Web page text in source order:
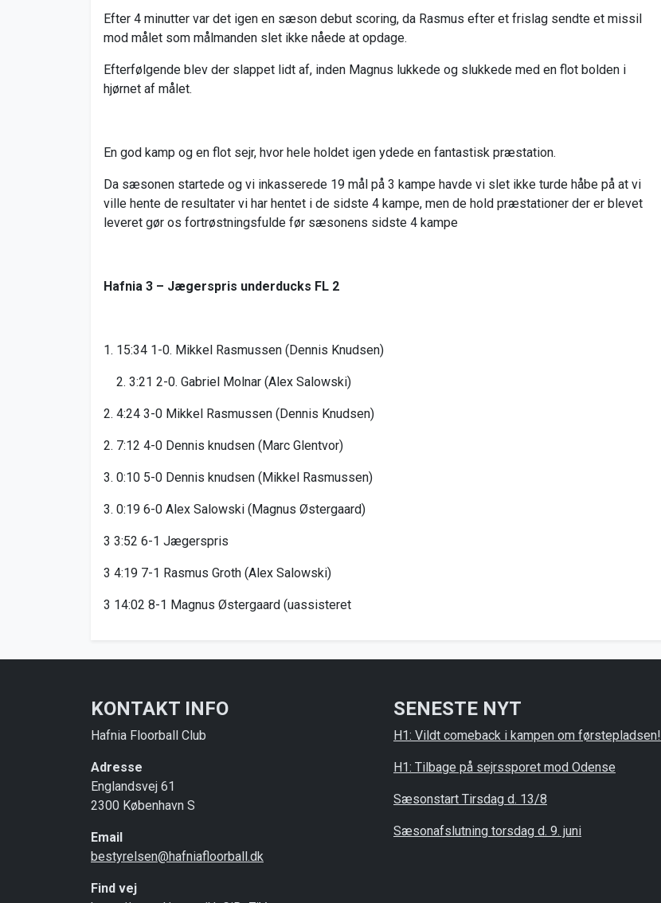
Efter 4 minutter var det igen en sæson debut scoring, da Rasmus efter et frislag sendte et missil
mod målet som målmanden slet ikke nåede at opdage.
Efterfølgende blev der slappet lidt af, inden Magnus lukkede og slukkede med en flot bolden i
hjørnet af målet.
En god kamp og en flot sejr, hvor hele holdet igen ydede en fantastisk præstation.
Da sæsonen startede og vi inkasserede 19 mål på 3 kampe havde vi slet ikke turde håbe på at vi
ville hente de resultater vi har hentet i de sidste 4 kampe, men de hold præstationer der er blevet
leveret gør os fortrøstningsfulde før sæsonens sidste 4 kampe
Hafnia 3 – Jægerspris underducks FL 2
1. 15:34 1-0. Mikkel Rasmussen (Dennis Knudsen)
3:21 2-0. Gabriel Molnar (Alex Salowski)
2. 4:24 3-0 Mikkel Rasmussen (Dennis Knudsen)
2. 7:12 4-0 Dennis knudsen (Marc Glentvor)
3. 0:10 5-0 Dennis knudsen (Mikkel Rasmussen)
3. 0:19 6-0 Alex Salowski (Magnus Østergaard)
3 3:52 6-1 Jægerspris
3 4:19 7-1 Rasmus Groth (Alex Salowski)
3 14:02 8-1 Magnus Østergaard (uassisteret
KONTAKT INFO
Hafnia Floorball Club
Adresse
Englandsvej 61
2300 København S
Email
bestyrelsen@hafniafloorball.dk
Find vej
SENESTE NYT
H1: Vildt comeback i kampen om førstepladsen!
H1: Tilbage på sejrssporet mod Odense
Sæsonstart Tirsdag d. 13/8
Sæsonafslutning torsdag d. 9. juni